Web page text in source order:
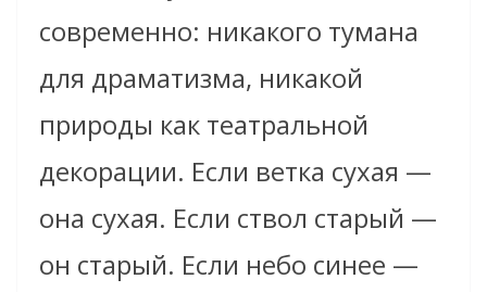
современно: никакого тумана
для драматизма, никакой
природы как театральной
декорации. Если ветка сухая —
она сухая. Если ствол старый —
он старый. Если небо синее —